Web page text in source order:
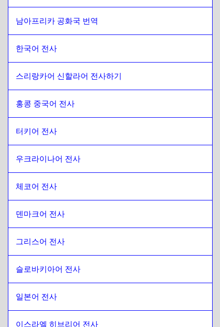
남아프리카 공화국 번역
한국어 전사
스리랑카어 신할라어 전사하기
홍콩 중국어 전사
터키어 전사
우크라이나어 전사
체코어 전사
덴마크어 전사
그리스어 전사
슬로바키아어 전사
일본어 전사
이스라엘 히브리어 전사